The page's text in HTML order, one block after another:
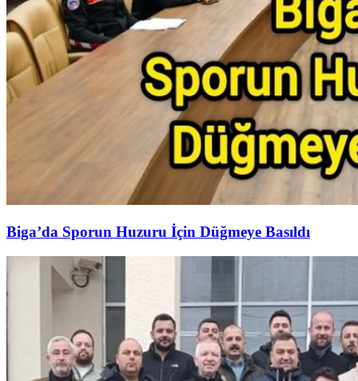
Biga’da Sporun Huzuru İçin Düğmeye Basıldı